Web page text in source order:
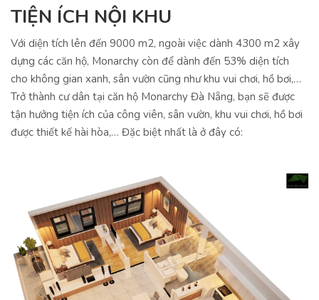
TIỆN ÍCH NỘI KHU
Với diện tích lên đến 9000 m2, ngoài việc dành 4300 m2 xây
dựng các căn hộ, Monarchy còn để dành đến 53% diện tích
cho không gian xanh, sân vườn cũng như khu vui chơi, hồ bơi,…
Trở thành cư dân tại căn hộ Monarchy Đà Nẵng, bạn sẽ được
tận hưởng tiện ích của công viên, sân vườn, khu vui chơi, hồ bơi
được thiết kế hài hòa,… Đặc biệt nhất là ở đây có: